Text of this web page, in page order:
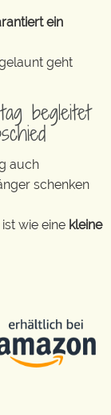
ein
geht
begleitet
auch
schenken
wie eine kleine